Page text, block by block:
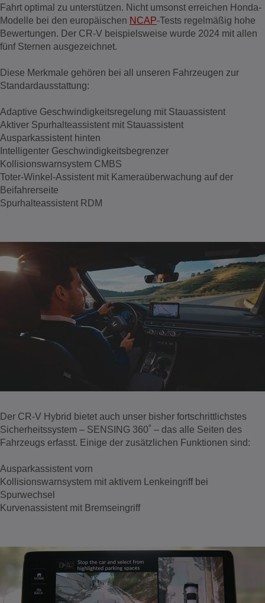
Fahrt optimal zu unterstützen. Nicht umsonst erreichen Honda-
Modelle bei den europäischen NCAP-Tests regelmäßig hohe
Bewertungen. Der CR-V beispielsweise wurde 2024 mit allen
fünf Sternen ausgezeichnet.
Diese Merkmale gehören bei all unseren Fahrzeugen zur
Standardausstattung:
Adaptive Geschwindigkeitsregelung mit Stauassistent
Aktiver Spurhalteassistent mit Stauassistent
Ausparkassistent hinten
Intelligenter Geschwindigkeitsbegrenzer
Kollisionswarnsystem CMBS
Toter-Winkel-Assistent mit Kameraüberwachung auf der
Beifahrerseite
Spurhalteassistent RDM
Der CR-V Hybrid bietet auch unser bisher fortschrittlichstes
Sicherheitssystem – SENSING 360˚ – das alle Seiten des
Fahrzeugs erfasst. Einige der zusätzlichen Funktionen sind:
Ausparkassistent vorn
Kollisionswarnsystem mit aktivem Lenkeingriff bei
Spurwechsel
Kurvenassistent mit Bremseingriff